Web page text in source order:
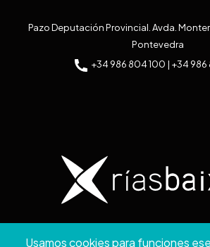
Usamos cookies para funciones
Pazo Deputación Provincial. Avda.
Pontevedra
+34 986 804 100 | +34 986
Copyright © 2026. Diputación